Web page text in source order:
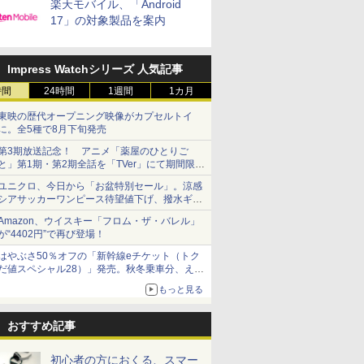
楽天モバイル、「Android
17」の対象製品を案内
Impress Watchシリーズ 人気記事
24時間 1週間 1カ月
映の歴代オープニング映像がカプセルトイ
。全5種で8月下旬発売
3期放送記念！ アニメ「薬屋のひとりご
」第1期・第2期全話を「TVer」にて期間限定
順次無料配信開始
ニクロ、今日から「お盆特別セール」。涼感
アサッカーワンピース待望値下げ、撥水ギア
ョーツは1990円に
、ウイスキー「フロム・ザ・バレル」
“4402円”で再び登場！
やぶさ50％オフの「新幹線eチケット（トク
値スペシャル28）」発売。秋冬乗車分、えき
もっと見る
おすすめ記事
初心者の方におくる、スマー